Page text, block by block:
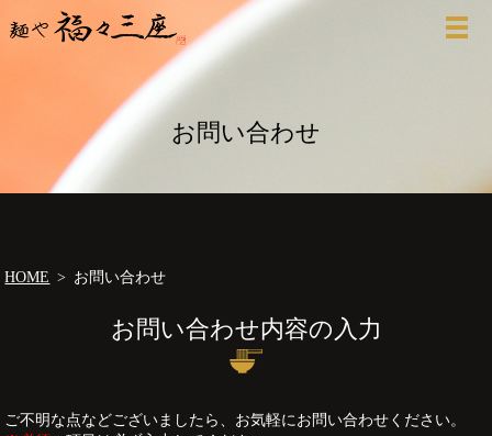
お問い合わせ
HOME お問い合わせ
お問い合わせ内容の入力
ご不明な点などございましたら、お気軽にお問い合わせください。